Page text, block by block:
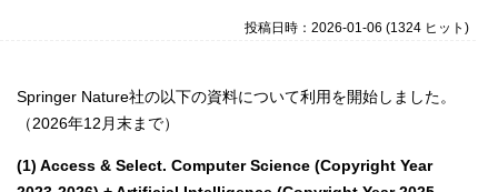
投稿日時：2026-01-06 (1324 ヒット )
Springer Nature社の以下の資料について利用を開始しました。
（2026年12月末まで）
(1) Access & Select. Computer Science (Copyright Year